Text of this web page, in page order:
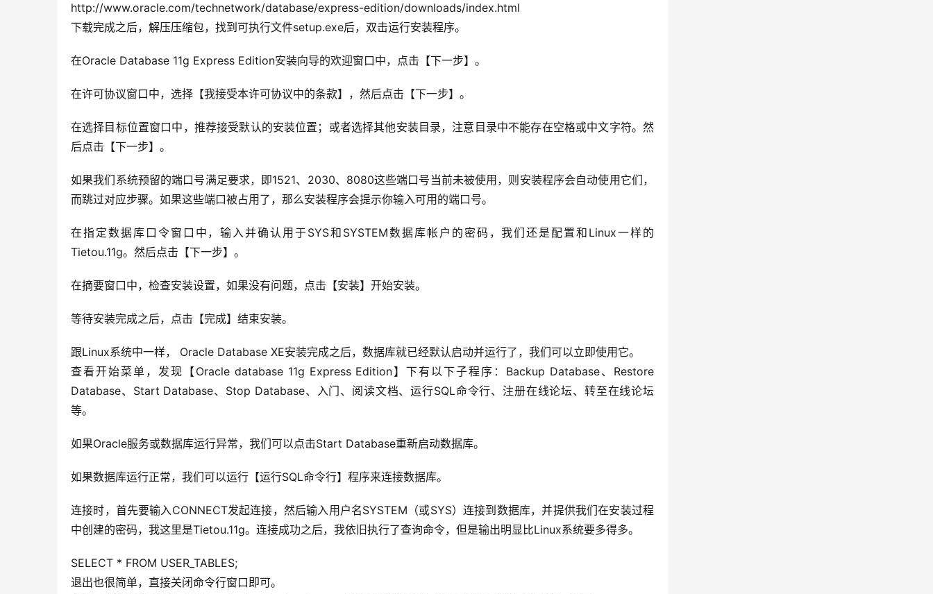
http://www.oracle.com/technetwork/database/express-edition/downloads/index.html
下载完成之后，解压压缩包，找到可执行文件setup.exe后，双击运行安装程序。
在Oracle Database 11g Express Edition安装向导的欢迎窗口中，点击【下一步】。
在许可协议窗口中，选择【我接受本许可协议中的条款】，然后点击【下一步】。
在选择目标位置窗口中，推荐接受默认的安装位置；或者选择其他安装目录，注意目录中不能存在空格或中文字符。然
后点击【下一步】。
如果我们系统预留的端口号满足要求，即1521、2030、8080这些端口号当前未被使用，则安装程序会自动使用它们，
而跳过对应步骤。如果这些端口被占用了，那么安装程序会提示你输入可用的端口号。
在指定数据库口令窗口中，输入并确认用于SYS和SYSTEM数据库帐户的密码，我们还是配置和Linux一样的
Tietou.11g。然后点击【下一步】。
在摘要窗口中，检查安装设置，如果没有问题，点击【安装】开始安装。
等待安装完成之后，点击【完成】结束安装。
跟Linux系统中一样， Oracle Database XE安装完成之后，数据库就已经默认启动并运行了，我们可以立即使用它。
查看开始菜单，发现【Oracle database 11g Express Edition】下有以下子程序：Backup Database、Restore
Database、Start Database、Stop Database、入门、阅读文档、运行SQL命令行、注册在线论坛、转至在线论坛
等。
如果Oracle服务或数据库运行异常，我们可以点击Start Database重新启动数据库。
如果数据库运行正常，我们可以运行【运行SQL命令行】程序来连接数据库。
连接时，首先要输入CONNECT发起连接，然后输入用户名SYSTEM（或SYS）连接到数据库，并提供我们在安装过程
中创建的密码，我这里是Tietou.11g。连接成功之后，我依旧执行了查询命令，但是输出明显比Linux系统要多得多。
SELECT * FROM USER_TABLES;
退出也很简单，直接关闭命令行窗口即可。